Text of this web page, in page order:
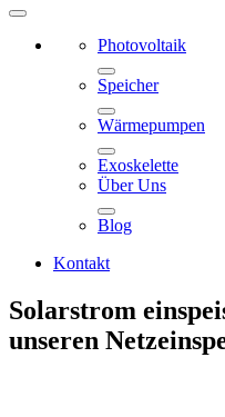
Photovoltaik
Speicher
Wärmepumpen
Exoskelette
Über Uns
Blog
Kontakt
Solarstrom
unseren